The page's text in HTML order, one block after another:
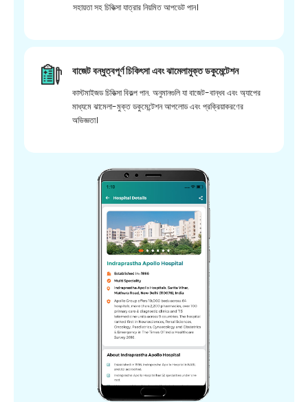
সহায়তা সহ চিকিত্সা যাত্রার নিয়মিত আপডেট পান।
বাজেট বন্ধুত্বপূর্ণ চিকিৎসা এবং ঝামেলামুক্ত ডকুমেন্টেশন
কাস্টমাইজড চিকিত্সা বিকল্প পান. অনুমানগুলি যা বাজেট-বান্ধব এবং অ্যাপের
মাধ্যমে ঝামেলা-মুক্ত ডকুমেন্টেশন আপলোড এবং প্রক্রিয়াকরণের
অভিজ্ঞতা।